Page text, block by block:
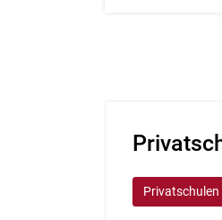
Privatschulen